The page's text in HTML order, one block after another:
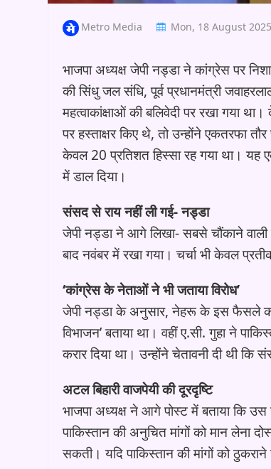
Metro Media Mon, 18 August 2025
भाजपा अध्यक्ष जेपी नड्डा ने कांग्रेस पर
की सिंधु जल संधि, पूर्व प्रधानमंत्री
महत्वाकांक्षाओं की बलिवेदी पर रखा गया
पर हस्ताक्षर किए थे, तो उन्होंने एकतरफा
केवल 20 प्रतिशत हिस्सा रह गया था। यह
में डाल दिया।
संसद से राय नहीं ली गई- नड्डा
जेपी नड्डा ने आगे लिखा- सबसे चौंकाने वाली
बाद नवंबर में रखा गया। चर्चा भी केवल
‘कांग्रेस के नेताओं ने भी जताया विरोध’
जेपी नड्डा के अनुसार, नेहरू के इस फैसले का
विभाजन’ बताया था। वहीं ए.सी. गुहा ने
करार दिया था। उन्होंने चेतावनी दी थी कि
अटल बिहारी वाजपेयी की दूरदृष्टि
भाजपा अध्यक्ष ने आगे पोस्ट में बताया कि
पाकिस्तान की अनुचित मांगों को मान लेना
सकती। यदि पाकिस्तान की मांगों को